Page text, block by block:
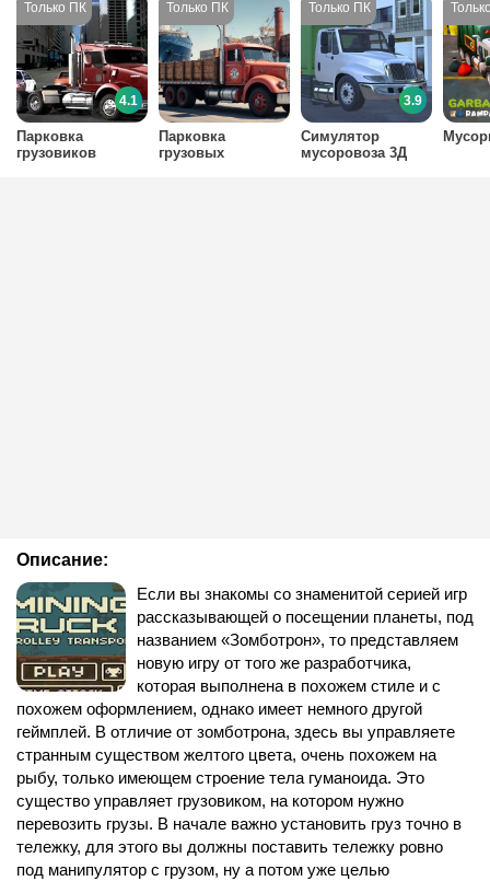
Описание:
Если вы знакомы со знаменитой серией игр
рассказывающей о посещении планеты, под
названием «Зомботрон», то представляем
новую игру от того же разработчика,
которая выполнена в похожем стиле и с
похожем оформлением, однако имеет немного другой
геймплей. В отличие от зомботрона, здесь вы управляете
странным существом желтого цвета, очень похожем на
рыбу, только имеющем строение тела гуманоида. Это
существо управляет грузовиком, на котором нужно
перевозить грузы. В начале важно установить груз точно в
тележку, для этого вы должны поставить тележку ровно
под манипулятор с грузом, ну а потом уже целью
Парковка
грузовиков
4.1
Парковка
грузовых
Симулятор
мусоровоза 3Д
3.9